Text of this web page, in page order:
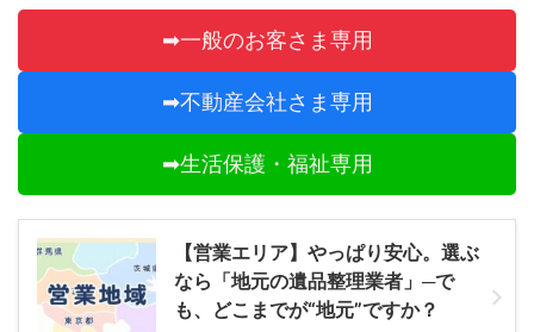
➡一般のお客さま専用
➡不動産会社さま専用
➡生活保護・福祉専用
【営業エリア】やっぱり安心。選ぶ
なら「地元の遺品整理業者」─で
も、どこまでが“地元”ですか？